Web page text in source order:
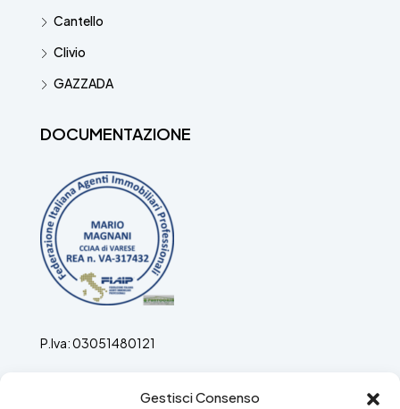
Gestisci Consenso
Cantello
Clivio
GAZZADA
DOCUMENTAZIONE
P.Iva: 03051480121